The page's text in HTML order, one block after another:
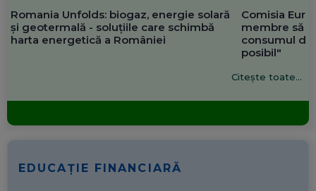
Romania Unfolds: biogaz, energie solară
și geotermală - soluțiile care schimbă
harta energetică a României
Comisia
membre să
consumul de
posibil"
Citește toate...
EDUCAȚIE FINANCIARĂ